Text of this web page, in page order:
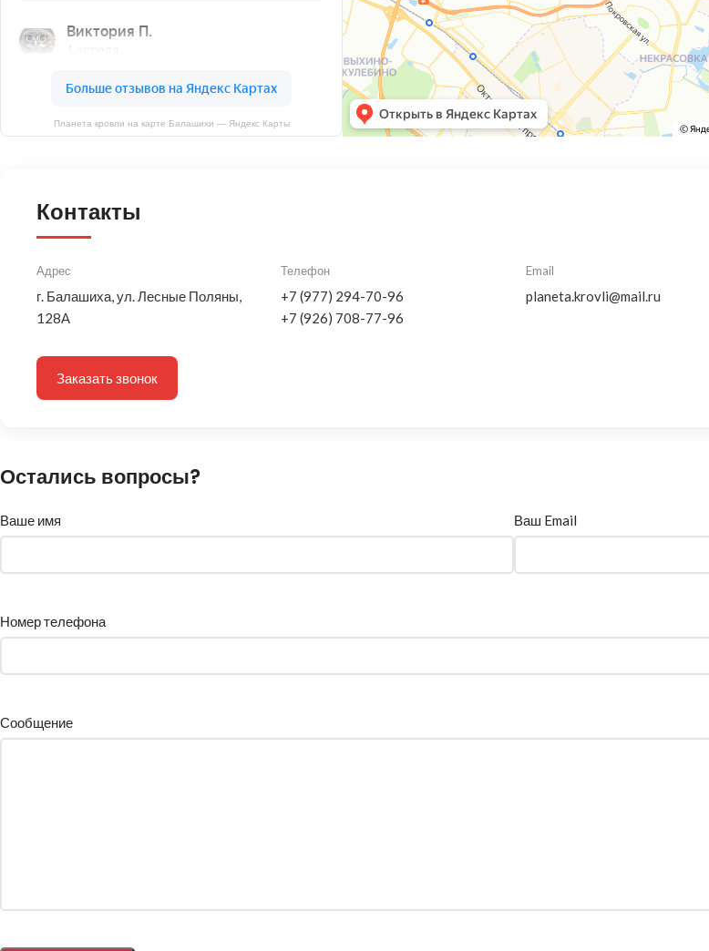
Планета кровли на карте Балашихи — Яндекс Карты
Контакты
Адрес
г. Балашиха, ул. Лесные Поляны,
128А
Телефон
+7 (977) 294-70-96
+7 (926) 708-77-96
Email
planeta.krovli@mail.ru
Заказать звонок
Остались вопросы?
Ваше имя Ваш Email
Номер телефона
Сообщение